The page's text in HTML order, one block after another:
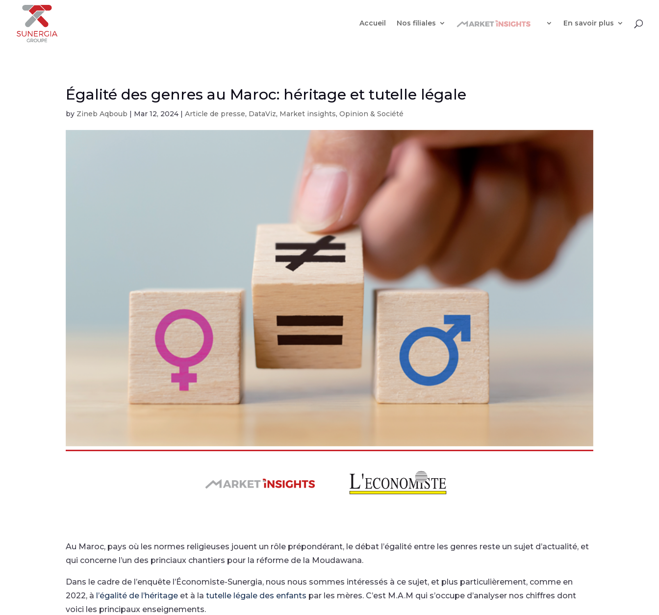
Accueil Nos filiales En savoir plus
Égalité des genres au Maroc: héritage et tutelle légale
by Zineb Aqboub | Mar 12, 2024 |Article de presse, DataViz, Market insights,Opinion & Société
Au Maroc, pays où les normes religieuses jouent un rôle prépondérant, le débat l’égalité entre les genres reste un sujet d’actualité, et
qui concerne l’un des princiaux chantiers pour la réforme de la Moudawana.
Dans le cadre de l’enquête l’Économiste-Sunergia, nous nous sommes intéressés à ce sujet, et plus particulièrement, comme en
2022, à l’égalité de l’héritage et à latutelle légale des enfants par les mères. C’est M.A.M qui s’occupe d’analyser nos chiffres dont
voici les principaux enseignements.